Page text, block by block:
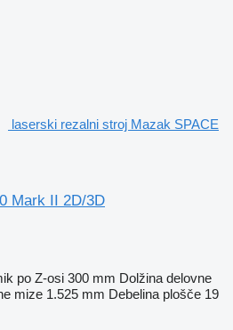
laserski rezalni stroj Mazak SPACE
Mark II 2D/3D
po Z-osi 300 mm Dolžina delovne
mize 1.525 mm Debelina plošče 19